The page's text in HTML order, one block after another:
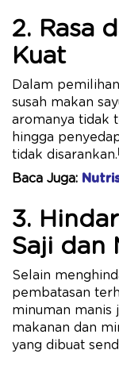
2. Rasa
Kuat
Dalam
susah makan
aromanya tidak
hingga
tidak disarankan.
Baca Juga:
3.
Saji dan
Selain
pembatasan
minuman manis
makanan dan
yang dibuat